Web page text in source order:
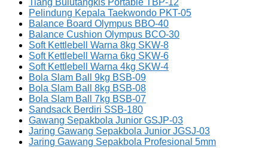
Pelindung Kepala Taekwondo PKT-05
Balance Board Olympus BBO-40
Balance Cushion Olympus BCO-30
Soft Kettlebell Warna 8kg SKW-8
Soft Kettlebell Warna 6kg SKW-6
Soft Kettlebell Warna 4kg SKW-4
Bola Slam Ball 9kg BSB-09
Bola Slam Ball 8kg BSB-08
Bola Slam Ball 7kg BSB-07
Sandsack Berdiri SSB-180
Gawang Sepakbola Junior GSJP-03
Jaring Gawang Sepakbola Junior JGSJ-03
Jaring Gawang Sepakbola Profesional 5mm